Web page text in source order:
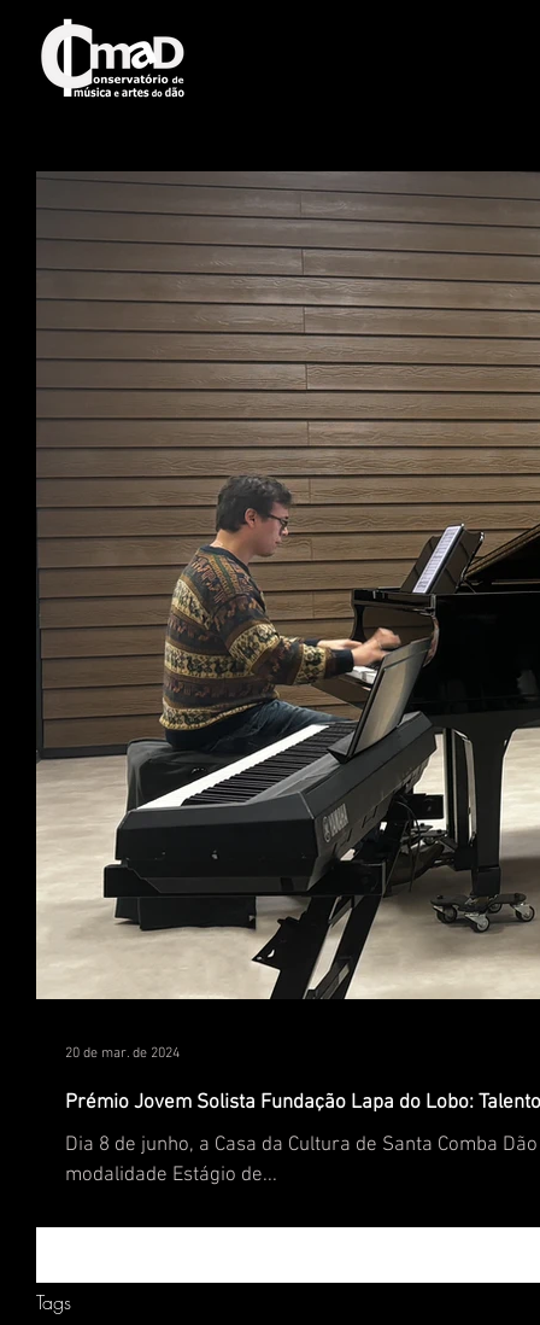
Prémio Jovem Solista Fundação Lapa do Lobo:
Dia 8 de junho, a Casa da Cultura de Santa Comba
modalidade Estágio de...
20 de mar. de 2024
Tags